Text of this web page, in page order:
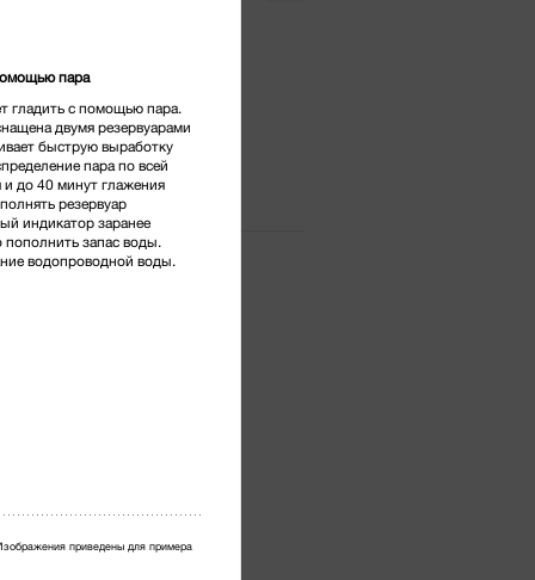
пара
гладить с помощью пара.
двумя резервуарами
быструю выработку
пара по всей
и до 40 минут глажения
резервуар
индикатор заранее
пополнить запас воды.
водопроводной воды.
приведены для примера